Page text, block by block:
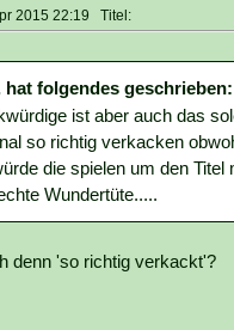
2015 22:19 Titel:
hat folgendes geschrieben:
ist aber auch das
so richtig verkacken
die spielen um den
Wundertüte.....
denn 'so richtig verkackt'?